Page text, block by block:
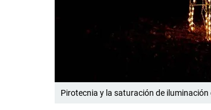
Pirotecnia y la saturación de